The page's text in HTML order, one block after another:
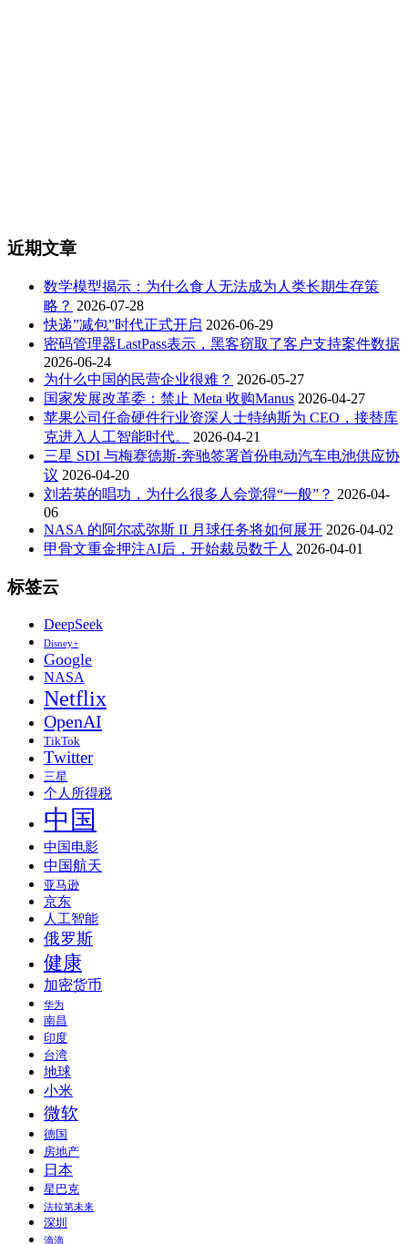
近期文章
数学模型揭示：为什么食人无法成为人类长期生存策
略？ 2026-07-28
快递”减包”时代正式开启 2026-06-29
密码管理器LastPass表示，黑客窃取了客户支持案件数据
2026-06-24
为什么中国的民营企业很难？ 2026-05-27
国家发展改革委：禁止 Meta 收购Manus 2026-04-27
苹果公司任命硬件行业资深人士特纳斯为 CEO，接替库
克进入人工智能时代。
2026-04-21
三星 SDI 与梅赛德斯-奔驰签署首份电动汽车电池供应协
议 2026-04-20
刘若英的唱功，为什么很多人会觉得“一般”？ 2026-04-
06
NASA 的阿尔忒弥斯 II 月球任务将如何展开 2026-04-02
甲骨文重金押注AI后，开始裁员数千人 2026-04-01
标签云
DeepSeek
Disney+
Google
NASA
Netflix
OpenAI
TikTok
Twitter
三星
个人所得税
中国
中国电影
中国航天
亚马逊
京东
人工智能
俄罗斯
健康
加密货币
华为
南昌
印度
台湾
地球
小米
微软
德国
房地产
日本
星巴克
法拉第未来
深圳
滴滴